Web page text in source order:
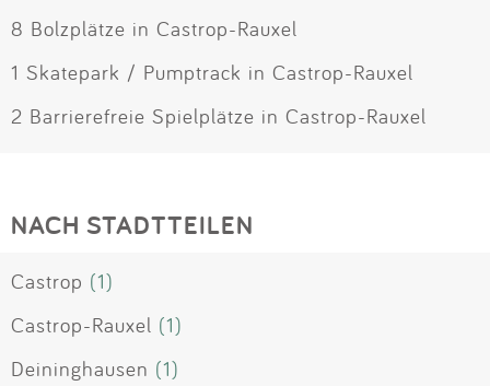
8 Bolzplätze in Castrop-Rauxel
1 Skatepark / Pumptrack in Castrop-Rauxel
2 Barrierefreie Spielplätze in Castrop-Rauxel
NACH STADTTEILEN
Castrop (1)
Castrop-Rauxel (1)
Deininghausen (1)